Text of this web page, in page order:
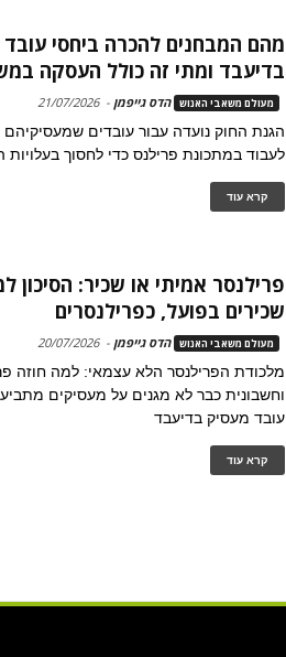
מהם המבחנים להכרה ביחסי
בדיעבד ומתי זה כולל העסקה
מעולם משאבי האנוש הדס גייפמן -
21/07/2026
הגנת החוק נועדה עבור עובדים
לעבוד במתכונת פרילנס כדי לחסוך בעלויות
קרא עוד
פרילנסר אמיתי או שכיר: הסיכון
שכירים בפועל, כפרילנסרים
מעולם משאבי האנוש הדס גייפמן -
20/07/2026
מלכודת הפרילנסר הלא עצמאי: למה חוזה
וחשבונית כבר לא מגנים על מעסיקים
עובד מעסיק בדיעבד
קרא עוד